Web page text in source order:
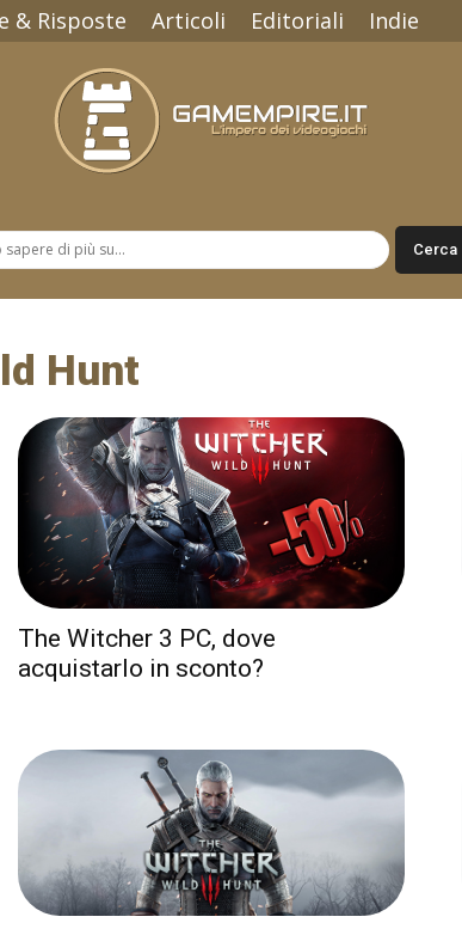
& Risposte Articoli Editoriali Indie
Hunt
The Witcher 3 PC, dove
acquistarlo in sconto?